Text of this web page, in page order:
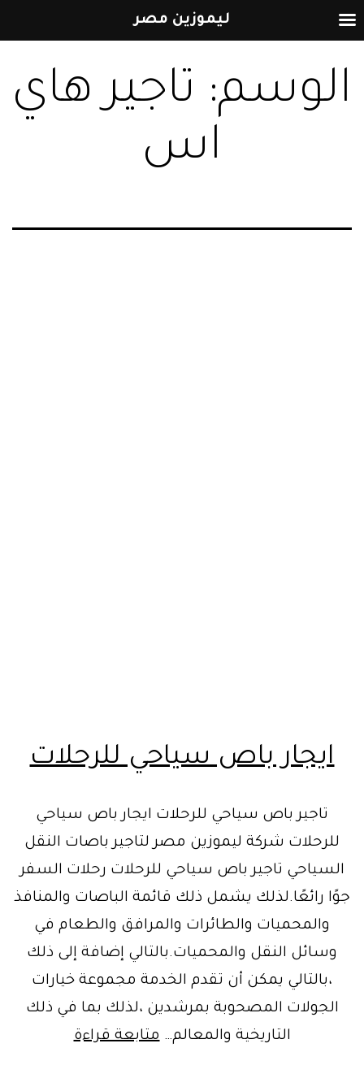
المحتوى
الوسم: تاجير هاي
اس
ايجار باص سياحي للرحلات
تاجير باص سياحي للرحلات ايجار باص سياحي
للرحلات شركة ليموزين مصر لتاجير باصات النقل
السياحي تاجير باص سياحي للرحلات رحلات السفر
جوًا رائعًا.لذلك يشمل ذلك قائمة الباصات والمنافذ
والمحميات والطائرات والمرافق والطعام في
وسائل النقل والمحميات.بالتالي إضافة إلى ذلك
،بالتالي يمكن أن تقدم الخدمة مجموعة خيارات
الجولات المصحوبة بمرشدين ،لذلك بما في ذلك
التاريخية والمعالم…متابعة قراءةايجار
ليموزين مصر